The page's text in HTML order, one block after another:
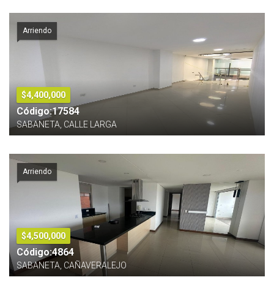
Arriendo
$4,400,000
Código:17584
SABANETA, CALLE LARGA
Arriendo
$4,500,000
Código:4864
SABANETA, CAÑAVERALEJO